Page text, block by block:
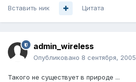
Вставить ник Цитата
admin_wireless
Опубликовано 8 сентября, 2005
Такого не существует в природе ...